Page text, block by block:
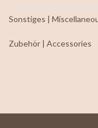
Sonstiges |
Zubehör | Accessories